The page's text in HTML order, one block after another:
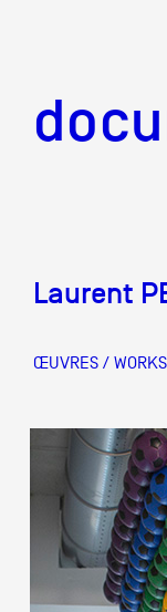
Laurent
ŒUVRES / WORKS